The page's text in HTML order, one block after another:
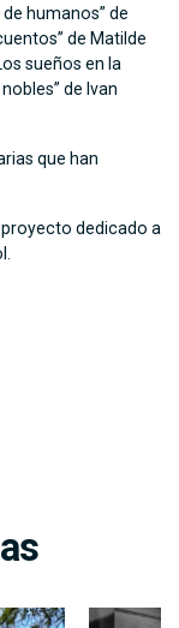
humanos” de
de Matilde
sueños en la
de Ivan
que han
dedicado a